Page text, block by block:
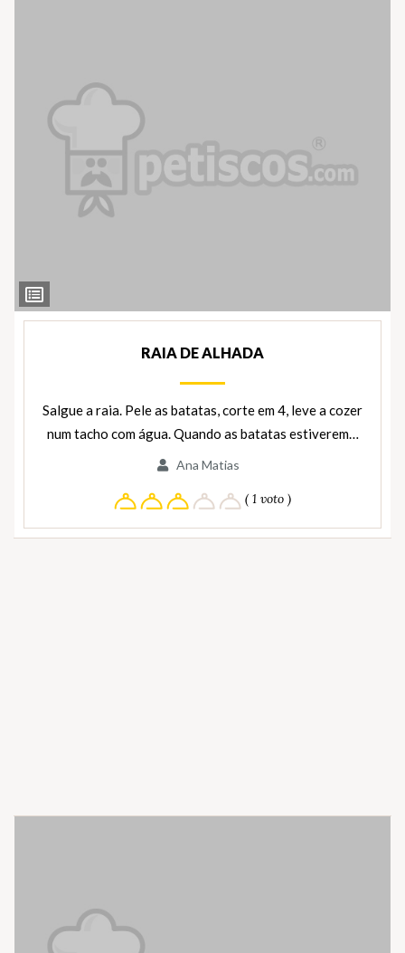
Ver
Ingredientes
RAIA DE ALHADA
Salgue a raia. Pele as batatas, corte em 4, leve a cozer
num tacho com água. Quando as batatas estiverem…
Ana Matias
( 1 voto )